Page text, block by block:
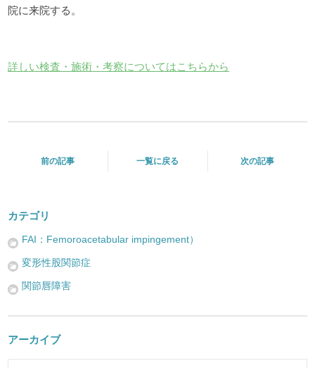
院に来院する。
詳しい検査・施術・考察についてはこちらから
前の記事 一覧に戻る 次の記事
カテゴリ
FAI：Femoroacetabular impingement）
変形性股関節症
関節唇障害
アーカイブ